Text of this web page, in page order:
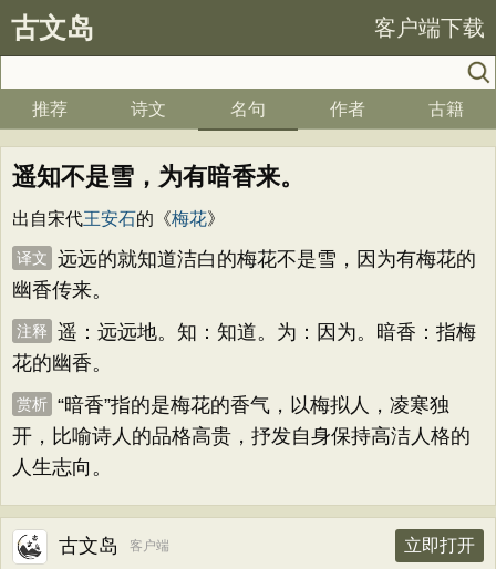
古文岛 客户端下载
推荐 诗文 名句 作者 古籍
遥知不是雪，为有暗香来。
出自宋代王安石的《梅花》
译文
远远的就知道洁白的梅花不是雪，因为有梅花的
幽香传来。
注释
遥：远远地。知：知道。为：因为。暗香：指梅
花的幽香。
赏析 “暗香”指的是梅花的香气，以梅拟人，凌寒独
开，比喻诗人的品格高贵，抒发自身保持高洁人格的
人生志向。
古文岛 客户端 立即打开